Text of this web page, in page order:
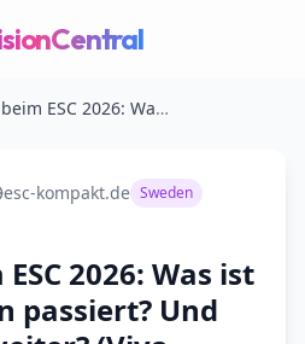
Absturz beim ESC 2026: Was ist mit Schweden passiert? Und wie geht es weiter? (Viva Vienna 14)
esc-kompakt.de Sweden
2026: Was ist
passiert? Und